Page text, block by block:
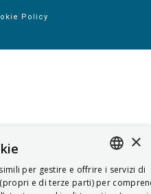
Policy
ITALIAN
×
per gestire e offrire i servizi di
e di terze parti) per